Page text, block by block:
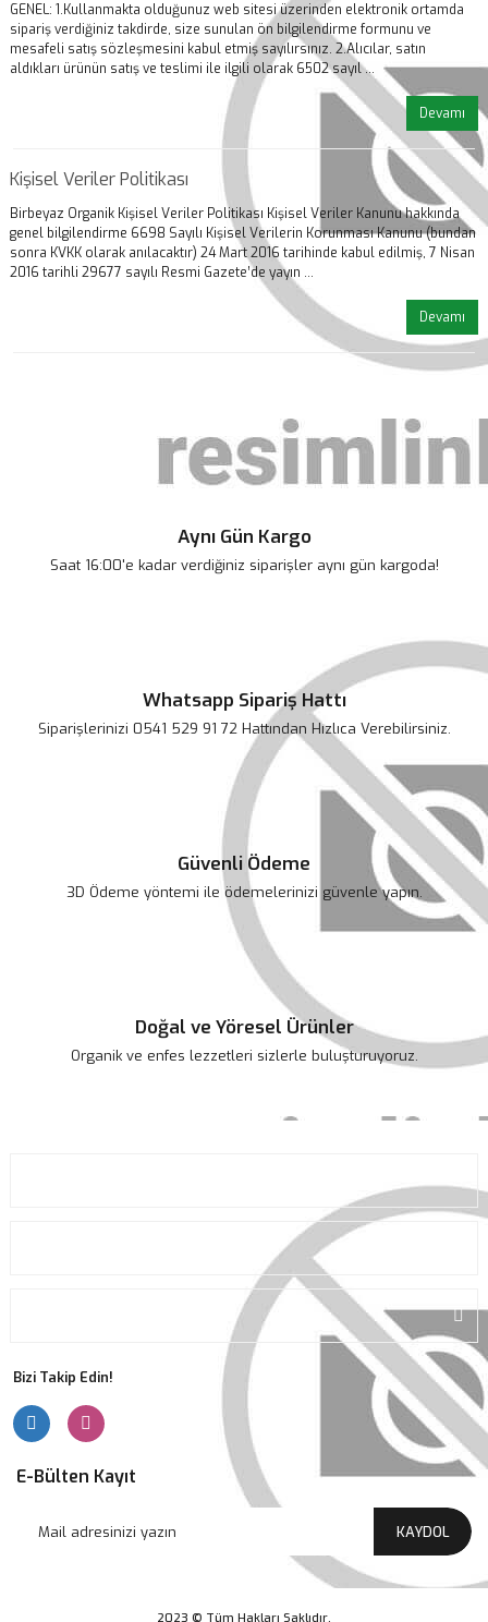
GENEL: 1.Kullanmakta olduğunuz web sitesi üzerinden elektronik ortamda
sipariş verdiğiniz takdirde, size sunulan ön bilgilendirme formunu ve
mesafeli satış sözleşmesini kabul etmiş sayılırsınız. 2.Alıcılar, satın
aldıkları ürünün satış ve teslimi ile ilgili olarak 6502 sayıl ...
Devamı
Kişisel Veriler Politikası
Birbeyaz Organik Kişisel Veriler Politikası Kişisel Veriler Kanunu hakkında
genel bilgilendirme 6698 Sayılı Kişisel Verilerin Korunması Kanunu (bundan
sonra KVKK olarak anılacaktır) 24 Mart 2016 tarihinde kabul edilmiş, 7 Nisan
2016 tarihli 29677 sayılı Resmi Gazete’de yayın ...
Devamı
Aynı Gün Kargo
Saat 16:00'e kadar verdiğiniz siparişler aynı gün kargoda!
Whatsapp Sipariş Hattı
Siparişlerinizi 0541 529 91 72 Hattından Hızlıca Verebilirsiniz.
Güvenli Ödeme
3D Ödeme yöntemi ile ödemelerinizi güvenle yapın.
Doğal ve Yöresel Ürünler
Organik ve enfes lezzetleri sizlerle buluşturuyoruz.
Bizi Takip Edin!
E-Bülten Kayıt
KAYDOL
2023 © Tüm Hakları Saklıdır.